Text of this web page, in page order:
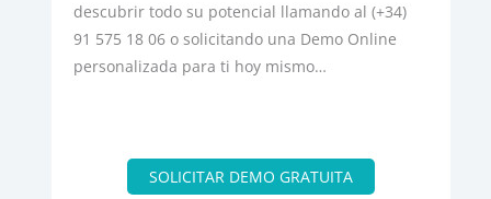
descubrir todo su potencial llamando al (+34)
91 575 18 06 o solicitando una Demo Online
personalizada para ti hoy mismo…
SOLICITAR DEMO GRATUITA